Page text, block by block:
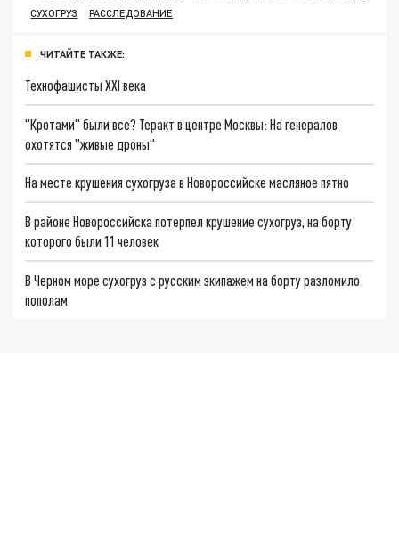
СУХОГРУЗ
РАССЛЕДОВАНИЕ
ЧИТАЙТЕ ТАКЖЕ:
Технофашисты XXI века
"Кротами" были все? Теракт в центре Москвы: На генералов
охотятся "живые дроны"
На месте крушения сухогруза в Новороссийске масляное пятно
В районе Новороссийска потерпел крушение сухогруз, на борту
которого были 11 человек
В Черном море сухогруз с русским экипажем на борту разломило
пополам